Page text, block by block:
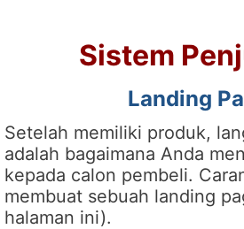
Sistem
Landing
Setelah memiliki produk,
adalah bagaimana Anda
kepada calon pembeli.
membuat sebuah landing
halaman ini).